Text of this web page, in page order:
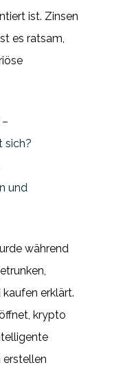
ist. Zinsen
es ratsam,
sich?
und
während
erklärt.
krypto
erstellen